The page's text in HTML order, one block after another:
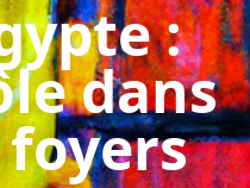
:
dans